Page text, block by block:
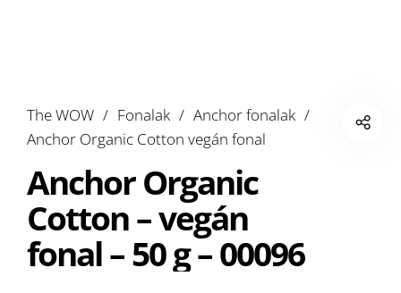
The WOW / Fonalak / Anchor fonalak /
Anchor Organic Cotton vegán fonal
Anchor Organic
Cotton – vegán
fonal – 50 g – 00096